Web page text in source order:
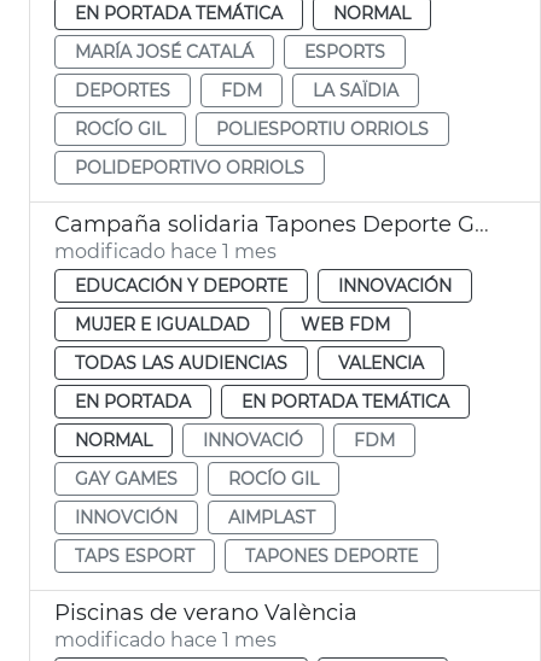
EN PORTADA TEMÁTICA
NORMAL
MARÍA JOSÉ CATALÁ
ESPORTS
DEPORTES
FDM
LA SAÏDIA
ROCÍO GIL
POLIESPORTIU ORRIOLS
POLIDEPORTIVO ORRIOLS
Campaña solidaria Tapones Deporte Gay Games
modificado hace 1 mes
EDUCACIÓN Y DEPORTE
INNOVACIÓN
MUJER E IGUALDAD
WEB FDM
TODAS LAS AUDIENCIAS
VALENCIA
EN PORTADA
EN PORTADA TEMÁTICA
NORMAL
INNOVACIÓ
FDM
GAY GAMES
ROCÍO GIL
INNOVCIÓN
AIMPLAST
TAPS ESPORT
TAPONES DEPORTE
Piscinas de verano València
modificado hace 1 mes